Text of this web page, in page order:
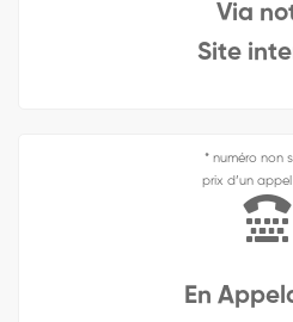
Via
Site
* numéro non
prix d’un appel
En